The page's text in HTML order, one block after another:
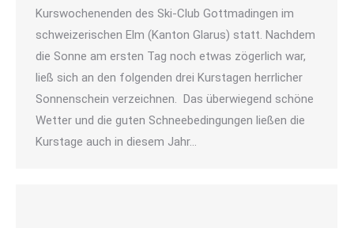
Kurswochenenden des Ski-Club Gottmadingen im
schweizerischen Elm (Kanton Glarus) statt. Nachdem
die Sonne am ersten Tag noch etwas zögerlich war,
ließ sich an den folgenden drei Kurstagen herrlicher
Sonnenschein verzeichnen. Das überwiegend schöne
Wetter und die guten Schneebedingungen ließen die
Kurstage auch in diesem Jahr…